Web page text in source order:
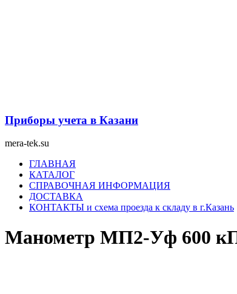
Приборы учета в Казани
mera-tek.su
МенюГЛАВНАЯ
КАТАЛОГ
СПРАВОЧНАЯ ИНФОРМАЦИЯ
ДОСТАВКА
КОНТАКТЫ и схема проезда к складу в г.Казань
Манометр МП2-Уф 600